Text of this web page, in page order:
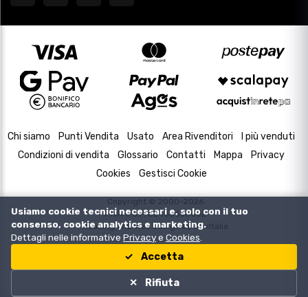
Chi siamo Punti Vendita Usato Area Rivenditori
I più venduti
Condizioni di vendita
Glossario Contatti Mappa
Privacy
Cookies
Gestisci Cookie
Copyright © 2000-2026
P.IVA e C.F. 02433630502
Housing and Web Design byDevItalia
Usiamo cookie tecnici necessari e, solo con il tuo
consenso, cookie analytics e marketing.
Dettagli nelle informative Privacye Cookies
Accetta
Rifiuta